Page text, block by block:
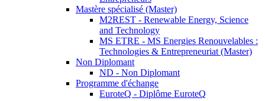
Mastère spécialisé (Master)
M2REST - Renewable Energy, Science
and Technology
MS ETRE - MS Energies Renouvelables :
Technologies & Entrepreneuriat (Master)
Non Diplomant
ND - Non Diplomant
Programme d'échange
EuroteQ - Diplôme EuroteQ